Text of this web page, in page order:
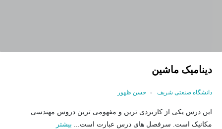
دینامیک ماشین
دانشگاه صنعتی شریف حسن ظهور
این درس یکی از کاربردی ترین و مفهومی ترین دروس مهندسی
مکانیک است. سرفصل های درس عبارت است... بیشتر